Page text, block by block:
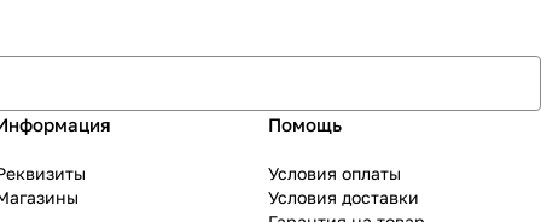
Помощь
Условия оплаты
Условия доставки